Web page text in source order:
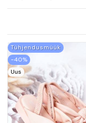
Tühjendusmüük
−40%
Uus